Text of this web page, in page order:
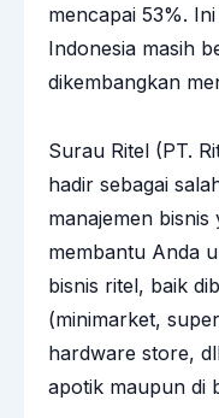
mencapai 53%.
Indonesia masih
dikembangkan
Surau Ritel (PT.
hadir sebagai
manajemen
membantu Anda
bisnis ritel, baik
(minimarket,
hardware store,
apotik maupun di